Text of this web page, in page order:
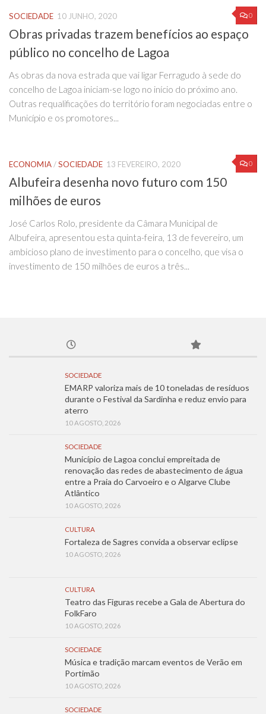
0
SOCIEDADE 10 JUNHO, 2020
Obras privadas trazem benefícios ao espaço
público no concelho de Lagoa
As obras da nova estrada que vai ligar Ferragudo à sede do
concelho de Lagoa iniciam-se logo no início do próximo ano.
Outras requalificações do território foram negociadas entre o
Município e os promotores...
0
ECONOMIA /SOCIEDADE 13 FEVEREIRO, 2020
Albufeira desenha novo futuro com 150
milhões de euros
José Carlos Rolo, presidente da Câmara Municipal de
Albufeira, apresentou esta quinta-feira, 13 de fevereiro, um
ambicioso plano de investimento para o concelho, que visa o
investimento de 150 milhões de euros a três...
SOCIEDADE
EMARP valoriza mais de 10 toneladas de resíduos
durante o Festival da Sardinha e reduz envio para
aterro
10 AGOSTO, 2026
SOCIEDADE
Município de Lagoa conclui empreitada de
renovação das redes de abastecimento de água
entre a Praia do Carvoeiro e o Algarve Clube
Atlântico
10 AGOSTO, 2026
CULTURA
Fortaleza de Sagres convida a observar eclipse
10 AGOSTO, 2026
CULTURA
Teatro das Figuras recebe a Gala de Abertura do
FolkFaro
10 AGOSTO, 2026
SOCIEDADE
Música e tradição marcam eventos de Verão em
Portimão
10 AGOSTO, 2026
SOCIEDADE